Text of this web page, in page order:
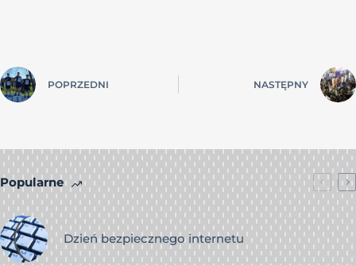
POPRZEDNI NASTĘPNY
Popularne
Dzień bezpiecznego internetu